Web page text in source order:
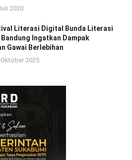
2020
Literasi Digital Bunda Literasi
Bandung Ingatkan Dampak
Gawai Berlebihan
2025